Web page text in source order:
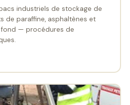
industriels de stockage de
de paraffine, asphaltènes et
— procédures de